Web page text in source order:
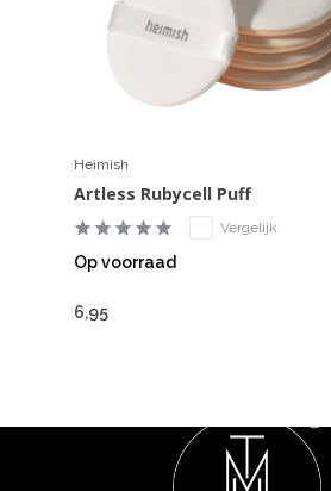
Heimish
Artless Rubycell Puff
Vergelijk
Op voorraad
6,95